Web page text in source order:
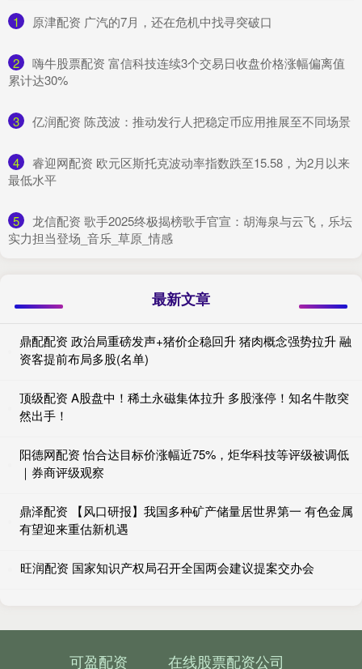
1 ​原津配资 广汽的7月，还在危机中找寻突破口
2
​嗨牛股票配资 富信科技连续3个交易日收盘价格涨幅偏离值
累计达30%
3 ​亿润配资 陈茂波：推动发行人把稳定币应用推展至不同场景
4
​睿迎网配资 欧元区斯托克波动率指数跌至15.58，为2月以来
最低水平
5
​龙信配资 歌手2025终极揭榜歌手官宣：胡海泉与云飞，乐坛
实力担当登场_音乐_草原_情感
最新文章
鼎配配资 政治局重磅发声+猪价企稳回升 猪肉概念强势拉升 融
资客提前布局多股(名单)
顶级配资 A股盘中！稀土永磁集体拉升 多股涨停！知名牛散突
然出手！
阳德网配资 怡合达目标价涨幅近75%，炬华科技等评级被调低
｜券商评级观察
鼎泽配资 【风口研报】我国多种矿产储量居世界第一 有色金属
有望迎来重估新机遇
旺润配资 国家知识产权局召开全国两会建议提案交办会
可盈配资 在线股票配资公司